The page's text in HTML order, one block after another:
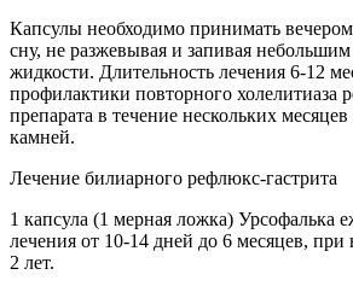
Капсулы необходимо принимать
сну, не разжевывая и запивая
жидкости. Длительность лечения 6-12
профилактики повторного холелитиаза
препарата в течение нескольких
камней.
Лечение билиарного рефлюкс-гастрита
1 капсула (1 мерная ложка) Урсофалька
лечения от 10-14 дней до 6 месяцев,
2 лет.